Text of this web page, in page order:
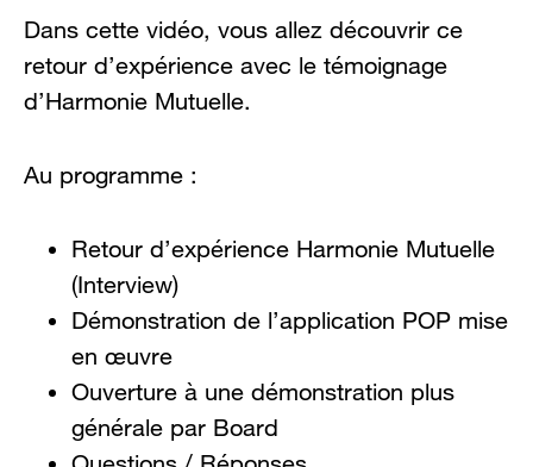
Dans cette vidéo, vous allez découvrir ce
retour d’expérience avec le témoignage
d’Harmonie Mutuelle.
Au programme :
Retour d’expérience Harmonie Mutuelle
(Interview)
Démonstration de l’application POP mise
en œuvre
Ouverture à une démonstration plus
générale par Board